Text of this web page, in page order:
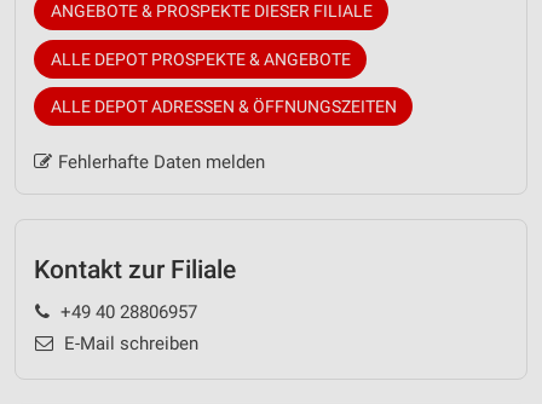
ANGEBOTE & PROSPEKTE DIESER FILIALE
ALLE DEPOT PROSPEKTE & ANGEBOTE
ALLE DEPOT ADRESSEN & ÖFFNUNGSZEITEN
Fehlerhafte Daten melden
Kontakt zur Filiale
+49 40 28806957
E-Mail schreiben